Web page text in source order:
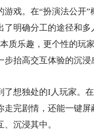
游戏。在“扮演法公开
了明确分工的途径和多
质乐趣，更个性的玩
步抬高交互体验的沉浸
了想独处的I人玩家。
走完剧情，还能一键屏
、沉浸其中。